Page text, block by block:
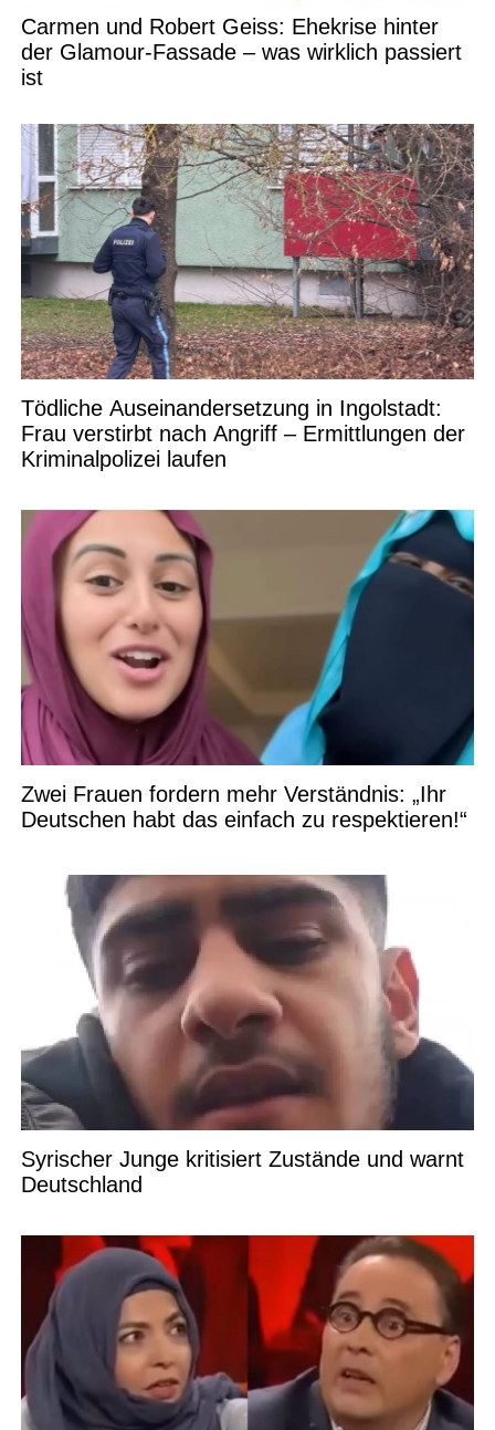
Carmen und Robert Geiss: Ehekrise hinter
der Glamour-Fassade – was wirklich passiert
ist
Tödliche Auseinandersetzung in Ingolstadt:
Frau verstirbt nach Angriff – Ermittlungen der
Kriminalpolizei laufen
Zwei Frauen fordern mehr Verständnis: „Ihr
Deutschen habt das einfach zu respektieren!“
Syrischer Junge kritisiert Zustände und warnt
Deutschland